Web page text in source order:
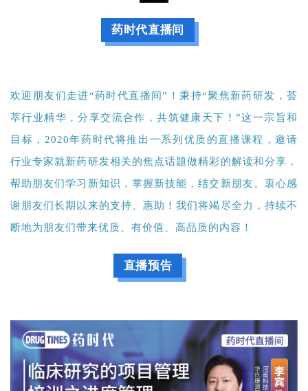
药时代直播间
欢迎朋友们走进“药时代直播间”！秉持“聚焦新药研发，荟
萃行业精华，分享交流合作，共筑健康天下！”这一宗旨和
目标，2020年药时代将推出一系列优质的直播课程，邀请
行业专家就新药研发相关的焦点话题做精彩的解读和分享，
帮助朋友们学习新知识，掌握新技能，结交新朋友。衷心感
谢朋友们长期以来的支持、惠助！我们将竭尽全力，持续不
断地为朋友们带来优质、有价值、高品质的内容！
直播预告